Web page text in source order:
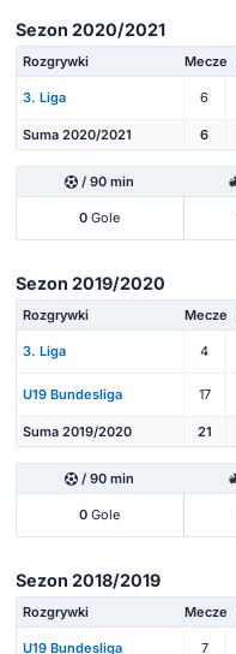
Sezon 2020/2021
Rozgrywki Mecze
3. Liga 6
Suma 2020/2021 6
/ 90 min
0 Gole
Sezon 2019/2020
Rozgrywki Mecze
3. Liga 4
U19 Bundesliga 17
Suma 2019/2020 21
/ 90 min
0 Gole
Sezon 2018/2019
Rozgrywki Mecze
U19 Bundesliga 7